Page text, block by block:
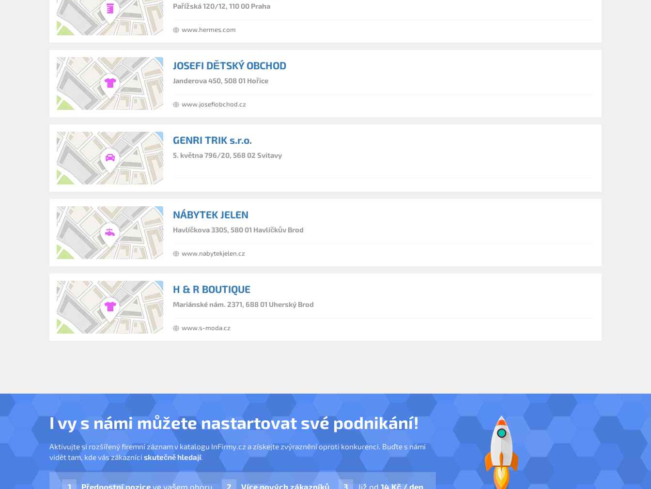
Pařížská 120/12, 110 00 Praha
www.hermes.com
JOSEFI DĚTSKÝ OBCHOD
Janderova 450, 508 01 Hořice
www.josefiobchod.cz
GENRI TRIK s.r.o.
5. května 796/20, 568 02 Svitavy
NÁBYTEK JELEN
Havlíčkova 3305, 580 01 Havlíčkův Brod
www.nabytekjelen.cz
H & R BOUTIQUE
Mariánské nám. 2371, 688 01 Uherský Brod
www.s-moda.cz
I vy s námi můžete nastartovat své podnikání!
Aktivujte si rozšířený firemní záznam v katalogu InFirmy.cz a získejte zvýraznění oproti konkurenci. Buďte s námi
vidět tam, kde vás zákazníci skutečně hledají.
Přednostní pozice ve vašem oboru Více nových zákazníků Již od 14 Kč / den